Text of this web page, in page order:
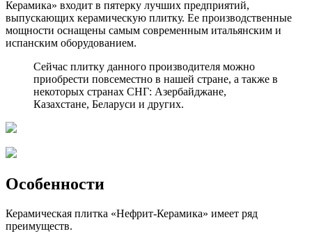
Керамика» входит в пятерку лучших предприятий,
выпускающих керамическую плитку. Ее производственные
мощности оснащены самым современным итальянским и
испанским оборудованием.
Сейчас плитку данного производителя можно
приобрести повсеместно в нашей стране, а также в
некоторых странах СНГ: Азербайджане,
Казахстане, Беларуси и других.
Особенности
Керамическая плитка «Нефрит-Керамика» имеет ряд
преимуществ.